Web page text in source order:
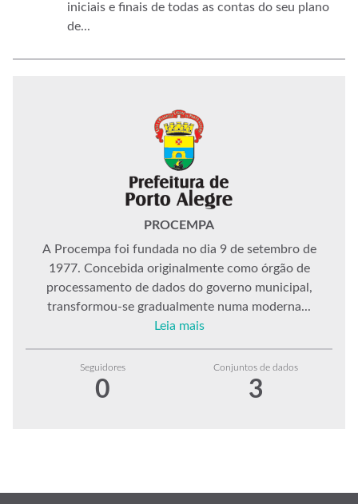
iniciais e finais de todas as contas do seu plano
de...
PROCEMPA
A Procempa foi fundada no dia 9 de setembro de
1977. Concebida originalmente como órgão de
processamento de dados do governo municipal,
transformou-se gradualmente numa moderna...
Leia mais
Seguidores
0
Conjuntos de dados
3